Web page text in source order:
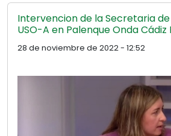
Intervencion de la Secretaria
USO-A en Palenque Onda Cádiz
28 de noviembre de 2022 - 12:52